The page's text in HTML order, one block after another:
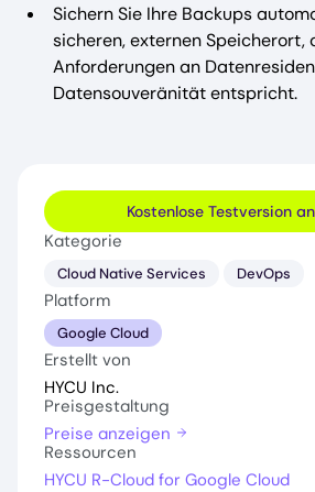
Sichern Sie Ihre Backups
sicheren, externen Speicherort,
Anforderungen an
Datensouveränität entspricht.
Kostenlose Testversion
Kategorie
Cloud Native Services DevOps
Platform
Google Cloud
Erstellt von
HYCU Inc.
Preisgestaltung
Preise anzeigen
Ressourcen
HYCU R-Cloud for Google Cloud